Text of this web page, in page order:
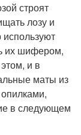
строят
лозу и
их шифером,
и в
маты из
в следующем